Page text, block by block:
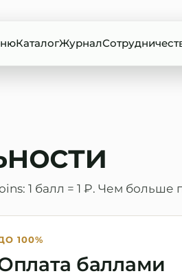
КаталогЖурнал
1 балл = 1 ₽. Чем
100%
баллами